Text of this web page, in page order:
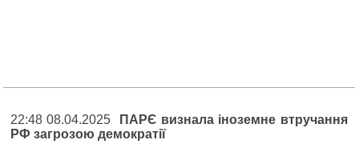
22:48 08.04.2025
ПАРЄ визнала іноземне втручання
РФ загрозою демократії